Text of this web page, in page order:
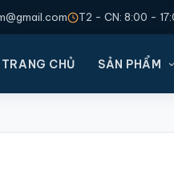
T2 - CN: 8:00 -
TRANG CHỦ SẢN PHẨM